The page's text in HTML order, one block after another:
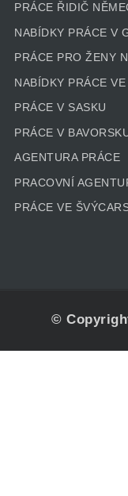
PRÁCE ŘIDIČ
NABÍDKY PRÁCE V
PRÁCE PRO ŽENY
NABÍDKY PRÁCE
PRÁCE V SASKU
PRÁCE V
AGENTURA PRÁCE
PRACOVNÍ
PRÁCE VE
©